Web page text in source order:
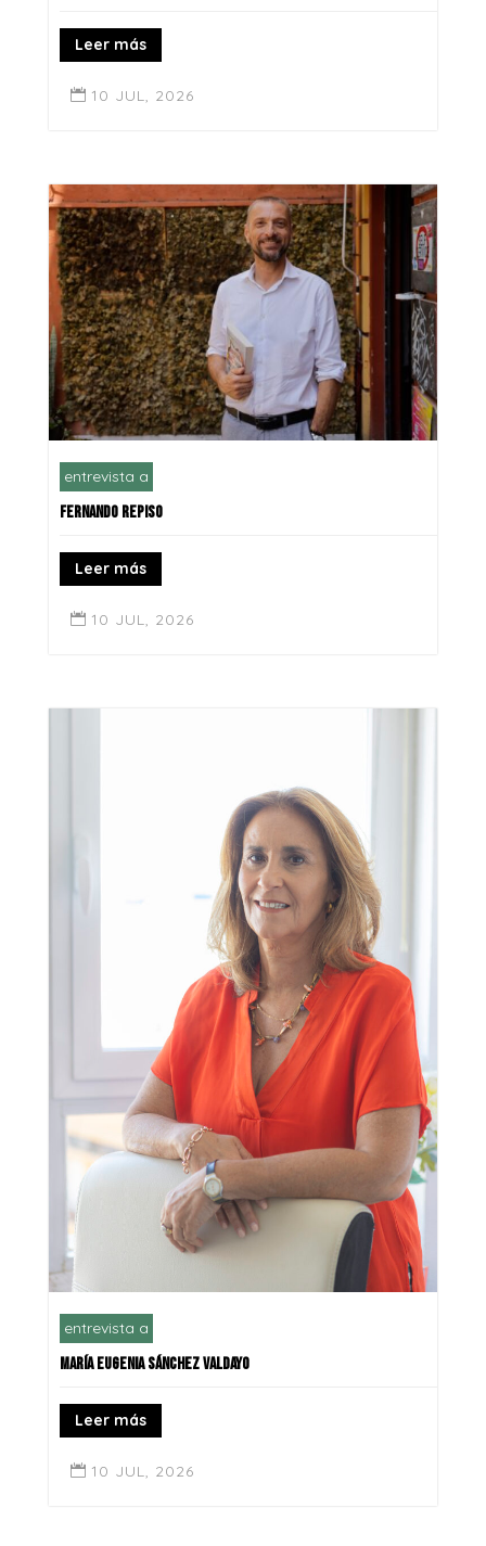
Leer más
 10 JUL, 2026
entrevista a
FERNANDO REPISO
Leer más
 10 JUL, 2026
entrevista a
MARÍA EUGENIA SÁNCHEZ VALDAYO
Leer más
 10 JUL, 2026